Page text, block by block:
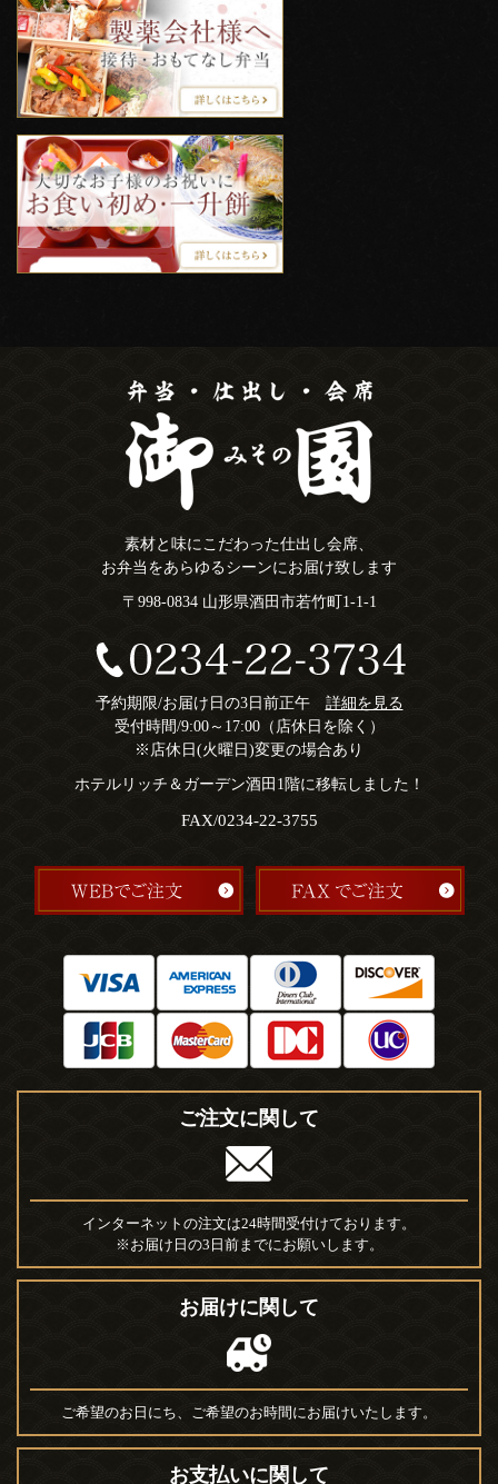
素材と味にこだわった仕出し会席、
お弁当をあらゆるシーンにお届け致します
〒998-0834 山形県酒田市若竹町1-1-1
予約期限/お届け日の3日前正午 詳細を見る
受付時間/9:00～17:00（店休日を除く）
※店休日(火曜日)変更の場合あり
ホテルリッチ＆ガーデン酒田1階に移転しました！
FAX/0234-22-3755
ご注文に関して
インターネットの注文は24時間受付けております。
※お届け日の3日前までにお願いします。
お届けに関して
ご希望のお日にち、ご希望のお時間にお届けいたします。
お支払いに関して